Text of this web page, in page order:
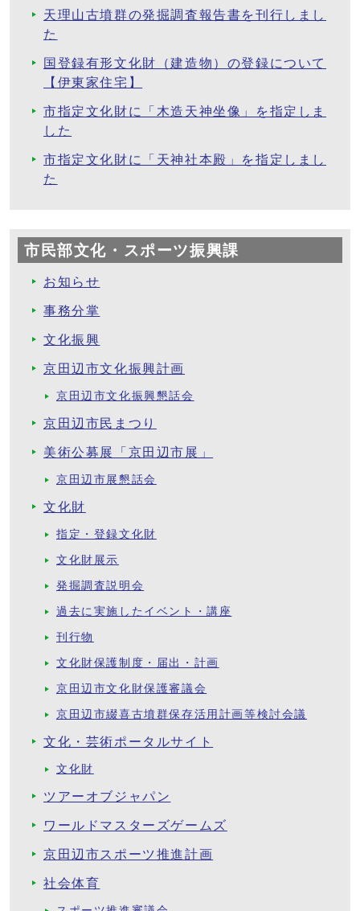
天理山古墳群の発掘調査報告書を刊行しまし
た
国登録有形文化財（建造物）の登録について
【伊東家住宅】
市指定文化財に「木造天神坐像」を指定しま
した
市指定文化財に「天神社本殿」を指定しまし
た
市民部文化・スポーツ振興課
お知らせ
事務分掌
文化振興
京田辺市文化振興計画
京田辺市文化振興懇話会
京田辺市民まつり
美術公募展「京田辺市展」
京田辺市展懇話会
文化財
指定・登録文化財
文化財展示
発掘調査説明会
過去に実施したイベント・講座
刊行物
文化財保護制度・届出・計画
京田辺市文化財保護審議会
京田辺市綴喜古墳群保存活用計画等検討会議
文化・芸術ポータルサイト
文化財
ツアーオブジャパン
ワールドマスターズゲームズ
京田辺市スポーツ推進計画
社会体育